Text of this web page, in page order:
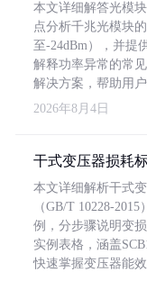
本文详细解答光模
点分析千兆光模块
至-24dBm），并提
解释功率异常的常
解决方案，帮助用
2026年8月4日
干式变压器损耗
本文详细解析干式
（GB/T 10228-
例，分步骤说明变
实例表格，涵盖
快速掌握变压器能效